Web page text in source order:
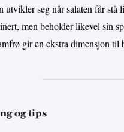
utvikler seg når salaten får
men beholder likevel sin
gir en ekstra dimensjon til
og tips